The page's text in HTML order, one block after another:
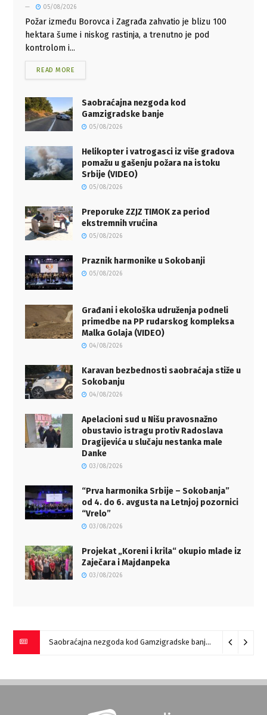
05/08/2026
Požar između Borovca i Zagrađa zahvatio je blizu 100
hektara šume i niskog rastinja, a trenutno je pod
kontrolom i...
READ MORE
Saobraćajna nezgoda kod
Gamzigradske banje
05/08/2026
Helikopter i vatrogasci iz više gradova
pomažu u gašenju požara na istoku
Srbije (VIDEO)
05/08/2026
Preporuke ZZJZ TIMOK za period
ekstremnih vrućina
05/08/2026
Praznik harmonike u Sokobanji
05/08/2026
Građani i ekološka udruženja podneli
primedbe na PP rudarskog kompleksa
Malka Golaja (VIDEO)
04/08/2026
Karavan bezbednosti saobraćaja stiže u
Sokobanju
04/08/2026
Apelacioni sud u Nišu pravosnažno
obustavio istragu protiv Radoslava
Dragijevića u slučaju nestanka male
Danke
03/08/2026
“Prva harmonika Srbije – Sokobanja”
od 4. do 6. avgusta na Letnjoj pozornici
“Vrelo”
03/08/2026
Projekat „Koreni i krila“ okupio mlade iz
Zaječara i Majdanpeka
03/08/2026
Saobraćajna nezgoda kod Gamzigradske banje 05/08/2026